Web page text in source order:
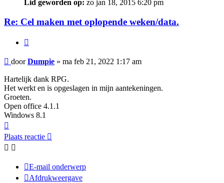
Lid geworden op: zo jan 18, 2015 6:20 pm
Re: Cel maken met oplopende weken/data.
Bericht
doorDumpie » ma feb 21, 2022 1:17 am
Hartelijk dank RPG.
Het werkt en is opgeslagen in mijn aantekeningen.
Groeten.
Open office 4.1.1
Windows 8.1
Plaats reactie
E-mail onderwerp
Afdrukweergave